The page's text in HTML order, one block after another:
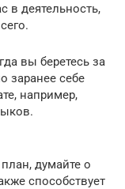
в деятельность,
вы беретесь за
заранее себе
например,
думайте о
способствует